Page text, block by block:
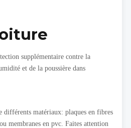
supplémentaire contre la
et de la poussière dans
différents matériaux: plaques en fibres
membranes en pvc. Faites attention